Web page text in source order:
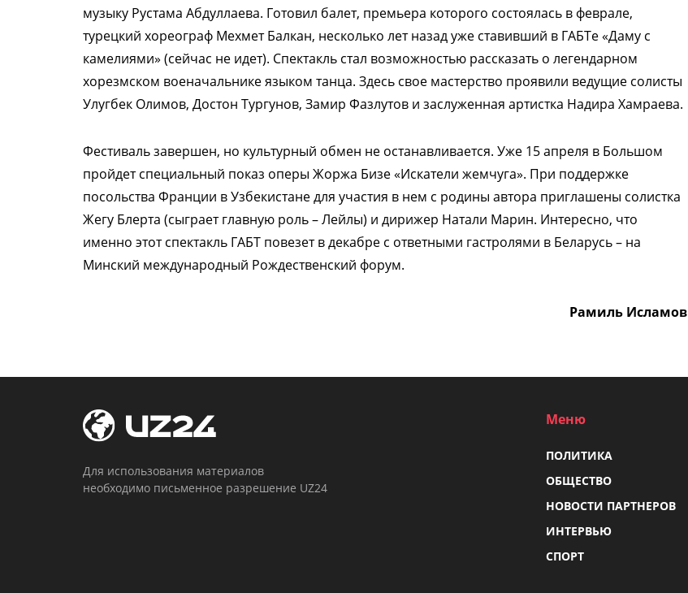
музыку Рустама Абдуллаева. Готовил балет, премьера которого состоялась в феврале,
турецкий хореограф Мехмет Балкан, несколько лет назад уже ставивший в ГАБТе «Даму с
камелиями» (сейчас не идет). Спектакль стал возможностью рассказать о легендарном
хорезмском военачальнике языком танца. Здесь свое мастерство проявили ведущие солисты
Улугбек Олимов, Достон Тургунов, Замир Фазлутов и заслуженная артистка Надира Хамраева.
Фестиваль завершен, но культурный обмен не останавливается. Уже 15 апреля в Большом
пройдет специальный показ оперы Жоржа Бизе «Искатели жемчуга». При поддержке
посольства Франции в Узбекистане для участия в нем с родины автора приглашены солистка
Жегу Блерта (сыграет главную роль – Лейлы) и дирижер Натали Марин. Интересно, что
именно этот спектакль ГАБТ повезет в декабре с ответными гастролями в Беларусь – на
Минский международный Рождественский форум.
Рамиль Исламов
Для использования материалов
необходимо письменное разрешение UZ24
Меню
ПОЛИТИКА
ОБЩЕСТВО
НОВОСТИ ПАРТНЕРОВ
ИНТЕРВЬЮ
СПОРТ